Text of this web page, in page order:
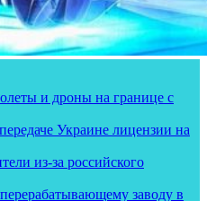
и дроны на границе с
Украине лицензии на
из-за российского
заводу в